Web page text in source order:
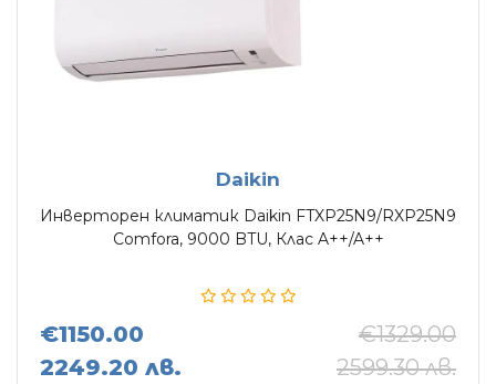
Daikin
Инверторен климатик Daikin FTXP25N9/RXP25N9
Comfora, 9000 BTU, Клас A++/A++
€1150.00
2249.20 лв.
€1329.00
2599.30 лв.